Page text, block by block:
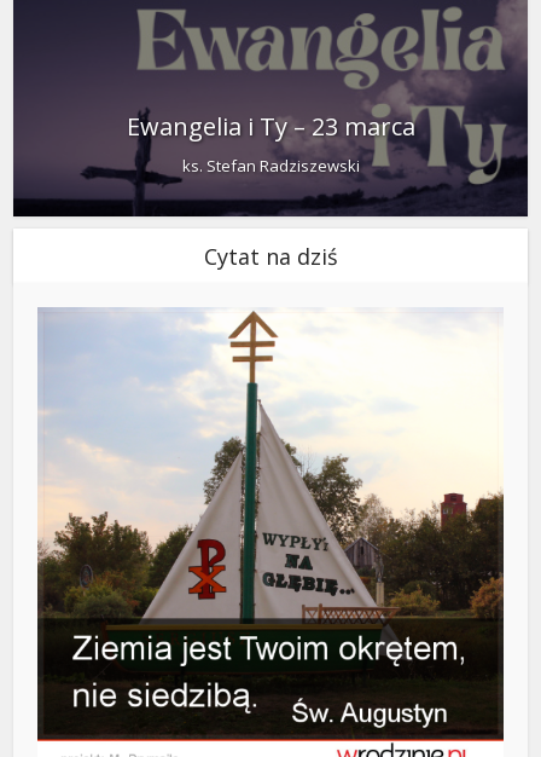
Ewangelia i Ty – 23 marca
ks. Stefan Radziszewski
Cytat na dziś